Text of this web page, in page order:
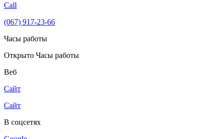
Call
(067) 917-23-66
Часы работы
Открыто Часы работы
Веб
Сайт
Сайт
В соцсетях